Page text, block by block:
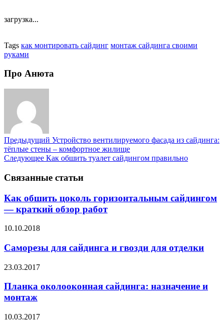
загрузка...
Tags как монтировать сайдинг монтаж сайдинга своими
руками
Про Анюта
Предыдущий Устройство вентилируемого фасада из сайдинга:
тёплые стены – комфортное жилище
Следующее Как обшить туалет сайдингом правильно
Связанные статьи
Как обшить цоколь горизонтальным сайдингом
— краткий обзор работ
10.10.2018
Саморезы для сайдинга и гвозди для отделки
23.03.2017
Планка околооконная сайдинга: назначение и
монтаж
10.03.2017